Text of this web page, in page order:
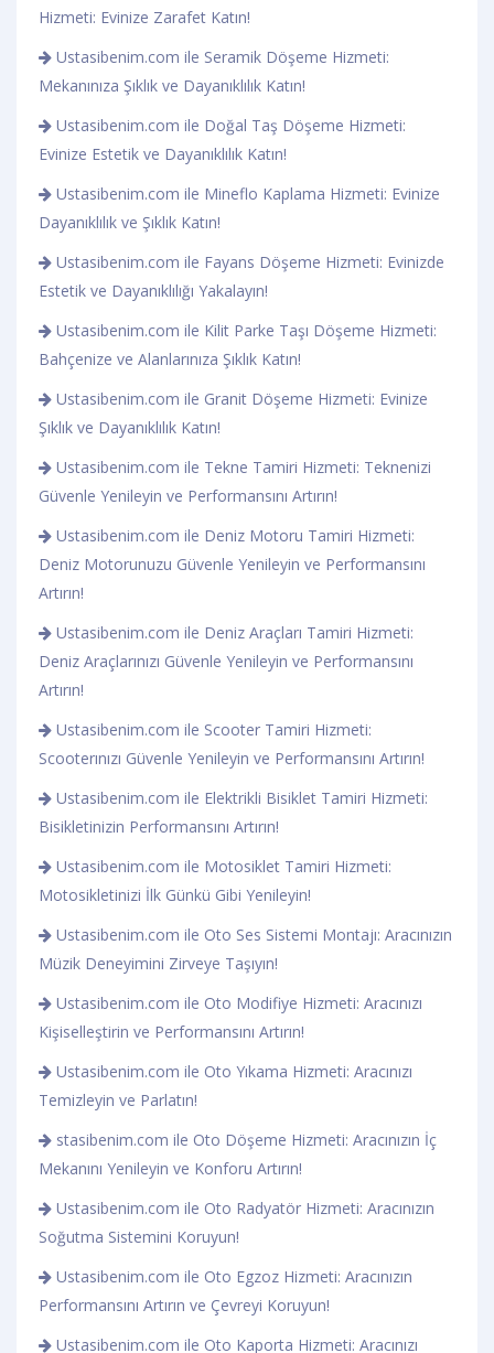
Hizmeti: Evinize Zarafet Katın!
Ustasibenim.com ile Seramik Döşeme Hizmeti:
Mekanınıza Şıklık ve Dayanıklılık Katın!
Ustasibenim.com ile Doğal Taş Döşeme Hizmeti:
Evinize Estetik ve Dayanıklılık Katın!
Ustasibenim.com ile Mineflo Kaplama Hizmeti: Evinize
Dayanıklılık ve Şıklık Katın!
Ustasibenim.com ile Fayans Döşeme Hizmeti: Evinizde
Estetik ve Dayanıklılığı Yakalayın!
Ustasibenim.com ile Kilit Parke Taşı Döşeme Hizmeti:
Bahçenize ve Alanlarınıza Şıklık Katın!
Ustasibenim.com ile Granit Döşeme Hizmeti: Evinize
Şıklık ve Dayanıklılık Katın!
Ustasibenim.com ile Tekne Tamiri Hizmeti: Teknenizi
Güvenle Yenileyin ve Performansını Artırın!
Ustasibenim.com ile Deniz Motoru Tamiri Hizmeti:
Deniz Motorunuzu Güvenle Yenileyin ve Performansını
Artırın!
Ustasibenim.com ile Deniz Araçları Tamiri Hizmeti:
Deniz Araçlarınızı Güvenle Yenileyin ve Performansını
Artırın!
Ustasibenim.com ile Scooter Tamiri Hizmeti:
Scooterınızı Güvenle Yenileyin ve Performansını Artırın!
Ustasibenim.com ile Elektrikli Bisiklet Tamiri Hizmeti:
Bisikletinizin Performansını Artırın!
Ustasibenim.com ile Motosiklet Tamiri Hizmeti:
Motosikletinizi İlk Günkü Gibi Yenileyin!
Ustasibenim.com ile Oto Ses Sistemi Montajı: Aracınızın
Müzik Deneyimini Zirveye Taşıyın!
Ustasibenim.com ile Oto Modifiye Hizmeti: Aracınızı
Kişiselleştirin ve Performansını Artırın!
Ustasibenim.com ile Oto Yıkama Hizmeti: Aracınızı
Temizleyin ve Parlatın!
stasibenim.com ile Oto Döşeme Hizmeti: Aracınızın İç
Mekanını Yenileyin ve Konforu Artırın!
Ustasibenim.com ile Oto Radyatör Hizmeti: Aracınızın
Soğutma Sistemini Koruyun!
Ustasibenim.com ile Oto Egzoz Hizmeti: Aracınızın
Performansını Artırın ve Çevreyi Koruyun!
Ustasibenim.com ile Oto Kaporta Hizmeti: Aracınızı